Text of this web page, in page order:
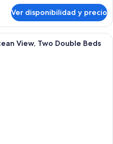
Ver disponibilidad y precio
Habitación de hotel con dos camas,
View, Two Double Beds